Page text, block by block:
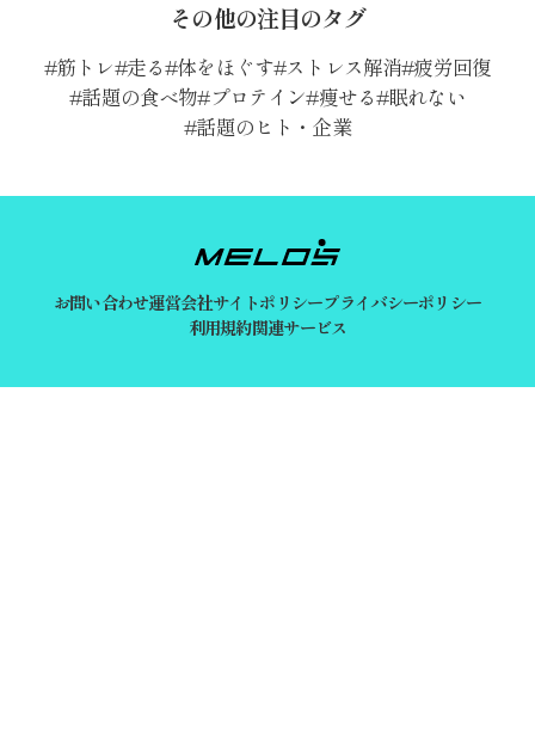
その他の注目のタグ
筋トレ 走る 体をほぐす ストレス解消 疲労回復
話題の食べ物 プロテイン 痩せる 眠れない
話題のヒト・企業
お問い合わせ運営会社サイトポリシープライバシーポリシー
利用規約関連サービス